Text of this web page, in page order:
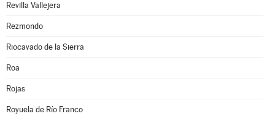
Revilla Vallejera
Rezmondo
Riocavado de la Sierra
Roa
Rojas
Royuela de Río Franco